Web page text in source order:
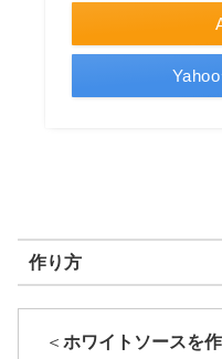
作り方
＜ ホワイトソースを